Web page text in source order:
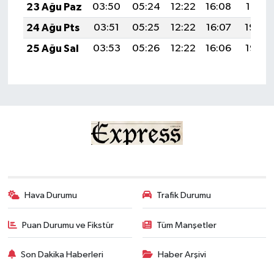
23 Ağu Paz
03:50 05:24 12:22 16:08
19:10
24 Ağu Pts
03:51 05:25 12:22 16:07
19:09
25 Ağu Sal
03:53 05:26 12:22 16:06 19:07
Hava Durumu Trafik Durumu
Puan Durumu ve Fikstür Tüm Manşetler
Son Dakika Haberleri Haber Arşivi